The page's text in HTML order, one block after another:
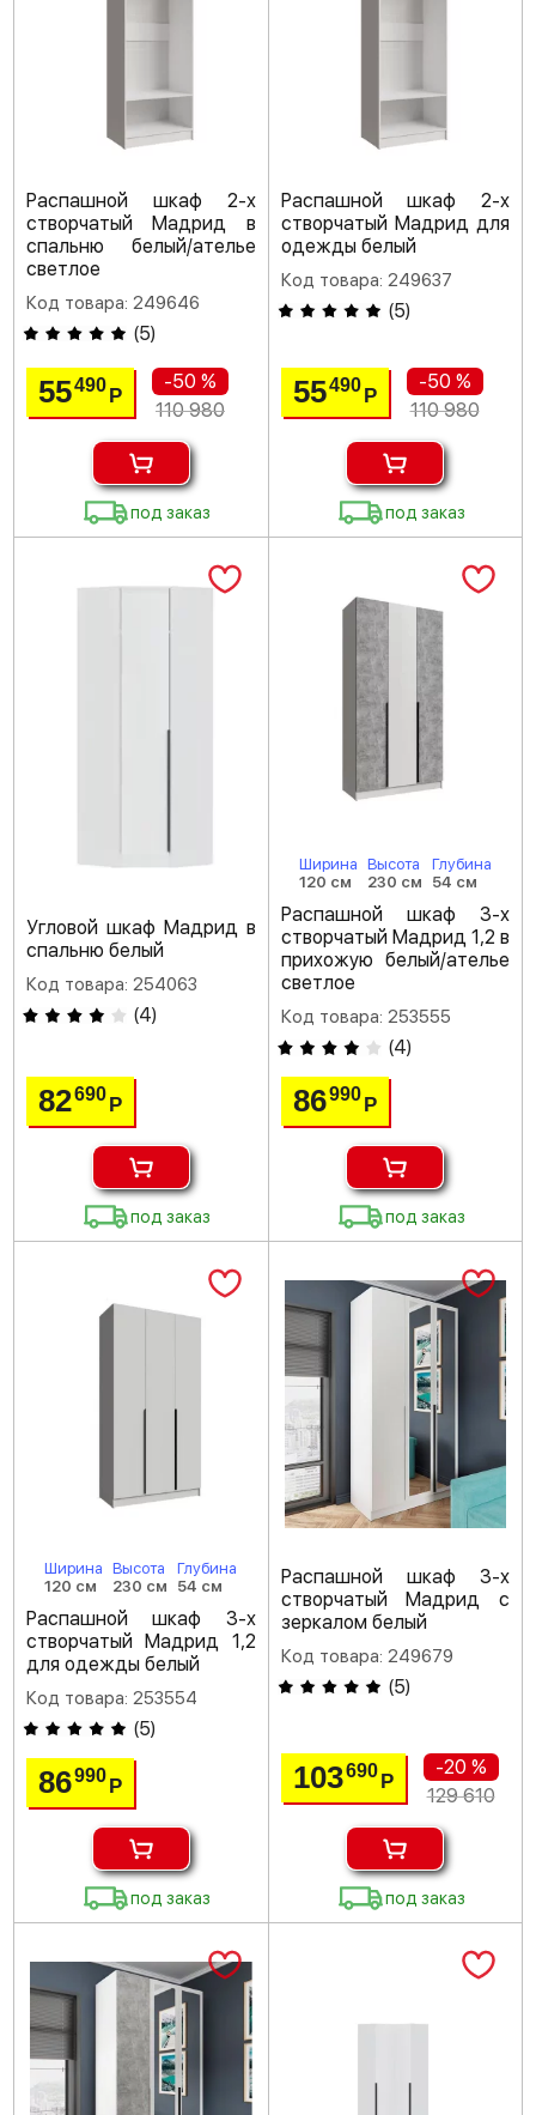
Распашной шкаф 2-х
створчатый Мадрид в
спальню белый/ателье
светлое
Код товара: 249646
(5)
55490 Р
-50 %
110 980
под заказ
Распашной шкаф 2-х
створчатый Мадрид для
одежды белый
Код товара: 249637
(5)
55490 Р
-50 %
110 980
под заказ
Угловой шкаф Мадрид в
спальню белый
Код товара: 254063
(4)
82690 Р
под заказ
Ширина
120 см
Высота
230 см
Глубина
54 см
Распашной шкаф 3-х
створчатый Мадрид 1,2 в
прихожую белый/ателье
светлое
Код товара: 253555
(4)
86990 Р
под заказ
Ширина
120 см
Высота
230 см
Глубина
54 см
Распашной шкаф 3-х
створчатый Мадрид 1,2
для одежды белый
Код товара: 253554
(5)
86990 Р
под заказ
Распашной шкаф 3-х
створчатый Мадрид с
зеркалом белый
Код товара: 249679
(5)
103690 Р
-20 %
129 610
под заказ